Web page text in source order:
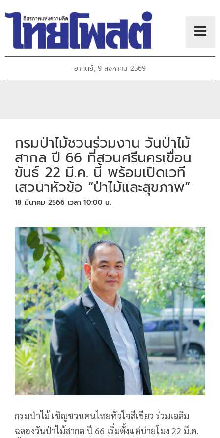
อาทิตย์, 9 สิงหาคม 2569
กรมป่าไม้ชวนร่วมงาน วันป่าไม้
สากล ปี 66 ที่สวนศรีนครเขื่อน
ขันธ์ 22 มี.ค. นี้ พร้อมเปิดเวที
เสวนาหัวข้อ “ป่าไม้และสุขภาพ”
18 มีนาคม 2566 เวลา 10:00 น.
กรมป่าไม้ เชิญชวนคนไทยหัวใจสีเขียว ร่วมเฉลิม
ฉลองวันป่าไม้สากล ปี 66 เริ่มตั้งแต่บ่ายโมง 22 มี.ค.